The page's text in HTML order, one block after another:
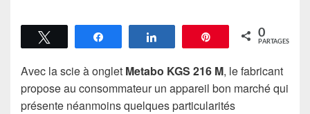
Partagez Partagez Épingle 0
PARTAGES
Avec la scie à onglet Metabo KGS 216 M, le fabricant
propose au consommateur un appareil bon marché qui
présente néanmoins quelques particularités